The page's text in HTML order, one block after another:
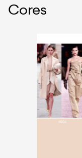
Cores